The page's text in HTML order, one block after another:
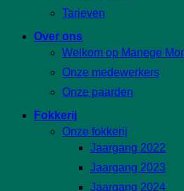
Tarieven
Over ons
Welkom op Manege
Onze medewerkers
Onze paarden
Fokkerij
Onze fokkerij
Jaargang 2022
Jaargang 2023
Jaargang 2024